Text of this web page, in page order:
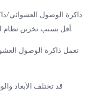
أقل بسبب تخزين نظام التشغيل والتطبيقات المثبتة مسبقًا.